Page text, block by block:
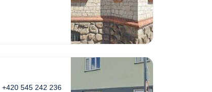
+420 545 242 236